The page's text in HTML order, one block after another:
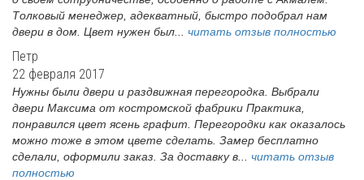
Толковый менеджер, адекватный, быстро подобрал нам
двери в дом. Цвет нужен был... читать отзыв полностью
Петр
22 февраля 2017
Нужны были двери и раздвижная перегородка. Выбрали
двери Максима от костромской фабрики Практика,
понравился цвет ясень графит. Перегородки как оказалось
можно тоже в этом цвете сделать. Замер бесплатно
сделали, оформили заказ. За доставку в... читать отзыв
полностью